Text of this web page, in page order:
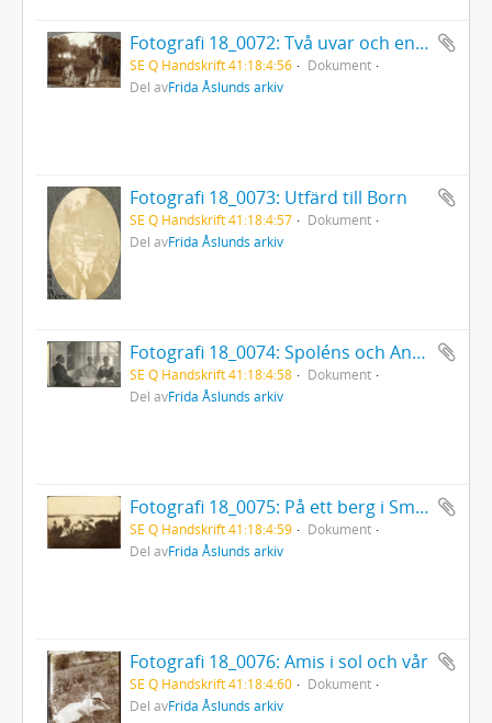
Fotografi 18_0072: Två uvar och en husse
SE Q Handskrift 41:18:4:56
Dokument
Del avFrida Åslunds arkiv
Fotografi 18_0073: Utfärd till Born
SE Q Handskrift 41:18:4:57
Dokument
Del avFrida Åslunds arkiv
Fotografi 18_0074: Spoléns och Anna Anner på Anners veranda i Horndal
SE Q Handskrift 41:18:4:58
Dokument
Del avFrida Åslunds arkiv
Fotografi 18_0075: På ett berg i Småland
SE Q Handskrift 41:18:4:59
Dokument
Del avFrida Åslunds arkiv
Fotografi 18_0076: Amis i sol och vår
SE Q Handskrift 41:18:4:60
Dokument
Del avFrida Åslunds arkiv